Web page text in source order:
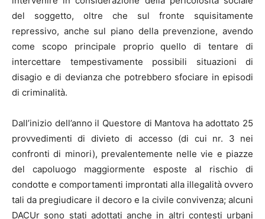
del soggetto, oltre che sul fronte squisitamente
repressivo, anche sul piano della prevenzione, avendo
come scopo principale proprio quello di tentare di
intercettare tempestivamente possibili situazioni di
disagio e di devianza che potrebbero sfociare in episodi
di criminalità.
Dall’inizio dell’anno il Questore di Mantova ha adottato 25
provvedimenti di divieto di accesso (di cui nr. 3 nei
confronti di minori), prevalentemente nelle vie e piazze
del capoluogo maggiormente esposte al rischio di
condotte e comportamenti improntati alla illegalità ovvero
tali da pregiudicare il decoro e la civile convivenza; alcuni
DACUr sono stati adottati anche in altri contesti urbani